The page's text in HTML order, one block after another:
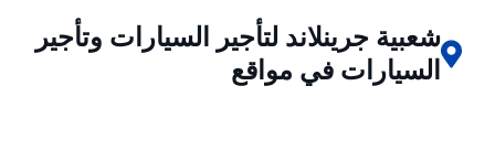
شعبية جرينلاند لتأجير السيارات وتأجير
السيارات في مواقع